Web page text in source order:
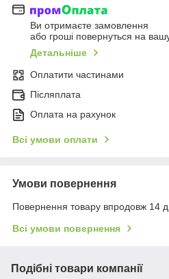
Ви отримаєте замовлення
або гроші повернуться на
Детальніше
Оплатити частинами
Післяплата
Оплата на рахунок
Всі умови оплати
Умови повернення
Повернення товару впродовж 14
Всі умови повернення
Подібні товари компанії